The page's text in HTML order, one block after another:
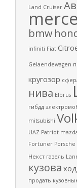
Land Cruiser
bmw
infiniti Fiat
Gelaendewagen
кругозор
нива Elbrus
гибдд
mitsubishi
UAZ Patriot
Fortuner Porsche
Некст газель
кузова
продать